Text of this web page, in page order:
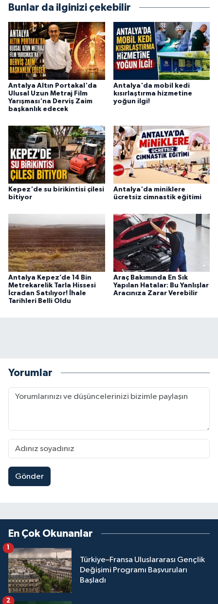
Bunlar da ilginizi çekebilir
Antalya Altın Portakal'da
Ulusal Uzun Metraj Film
Yarışması'na Derviş Zaim
başkanlık edecek
Antalya'da mobil kedi
kısırlaştırma hizmetine
yoğun ilgi!
Kepez'de su birikintisi çilesi
bitiyor
Antalya'da miniklere
ücretsiz cimnastik eğitimi
Antalya Kepez’de 14 Bin
Metrekarelik Tarla Hissesi
İcradan Satılıyor! İhale
Tarihleri Belli Oldu
Araç Bakımında En Sık
Yapılan Hatalar: Bu Yanlışlar
Aracınıza Zarar Verebilir
Yorumlar
Gönder
En Çok Okunanlar
Türkiye–Fransa Uluslararası Gençlik
Değişimi Programı Başvuruları
Başladı
1
2